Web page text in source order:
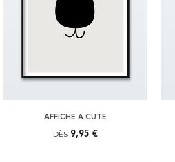
AFFICHE A CUTE
DÈS 9,95 €